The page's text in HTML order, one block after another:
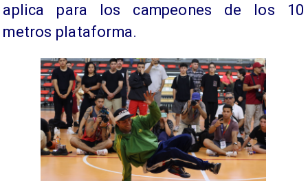
aplica para los campeones de los 10
metros plataforma.